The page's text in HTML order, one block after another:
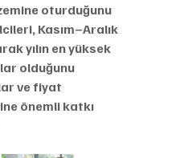
oturduğunu
Kasım–Aralık
yılın en yüksek
olduğunu
ve fiyat
önemli katkı